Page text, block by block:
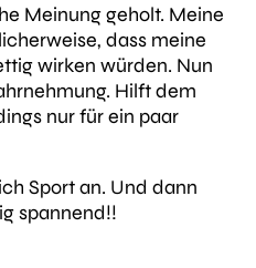
Meinung geholt. Meine
dass meine
wirken würden. Nun
Hilft dem
nur für ein paar
Sport an. Und dann
spannend!!